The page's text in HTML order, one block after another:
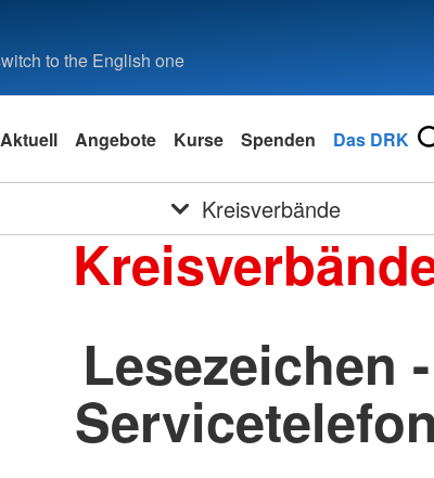
to the English one
Aktuell Angebote Kurse Spenden Das DRK
Kreisverbände
Lesezeichen -
Servicetelefon